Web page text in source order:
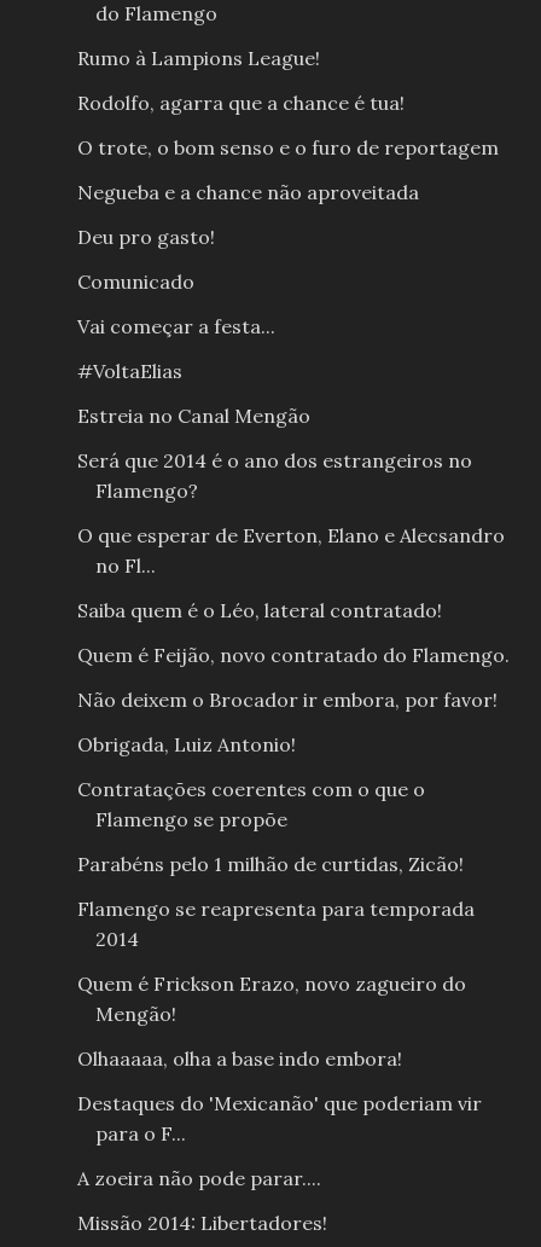
do Flamengo
Rumo à Lampions League!
Rodolfo, agarra que a chance é tua!
O trote, o bom senso e o furo de reportagem
Negueba e a chance não aproveitada
Deu pro gasto!
Comunicado
Vai começar a festa...
#VoltaElias
Estreia no Canal Mengão
Será que 2014 é o ano dos estrangeiros no
Flamengo?
O que esperar de Everton, Elano e Alecsandro
no Fl...
Saiba quem é o Léo, lateral contratado!
Quem é Feijão, novo contratado do Flamengo.
Não deixem o Brocador ir embora, por favor!
Obrigada, Luiz Antonio!
Contratações coerentes com o que o
Flamengo se propõe
Parabéns pelo 1 milhão de curtidas, Zicão!
Flamengo se reapresenta para temporada
2014
Quem é Frickson Erazo, novo zagueiro do
Mengão!
Olhaaaaa, olha a base indo embora!
Destaques do 'Mexicanão' que poderiam vir
para o F...
A zoeira não pode parar....
Missão 2014: Libertadores!